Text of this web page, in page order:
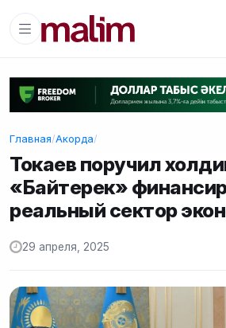
Главная/Акорда/
Токаев поручил
«Байтерек»
реальный сектор
29 апреля, 2025